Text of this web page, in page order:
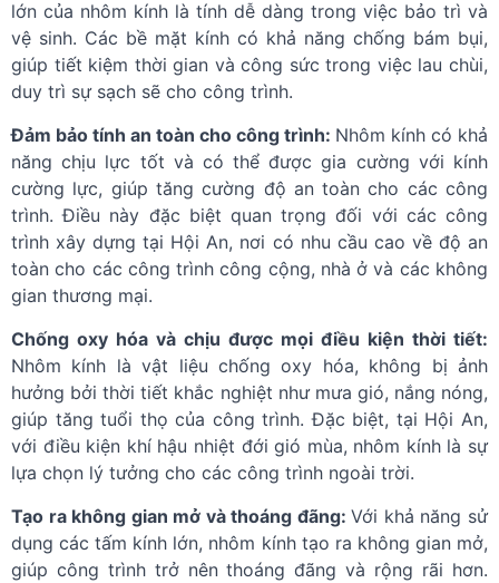
lớn của nhôm kính là tính dễ dàng trong việc bảo trì và
vệ sinh. Các bề mặt kính có khả năng chống bám bụi,
giúp tiết kiệm thời gian và công sức trong việc lau chùi,
duy trì sự sạch sẽ cho công trình.
Đảm bảo tính an toàn cho công trình: Nhôm kính có khả
năng chịu lực tốt và có thể được gia cường với kính
cường lực, giúp tăng cường độ an toàn cho các công
trình. Điều này đặc biệt quan trọng đối với các công
trình xây dựng tại Hội An, nơi có nhu cầu cao về độ an
toàn cho các công trình công cộng, nhà ở và các không
gian thương mại.
Chống oxy hóa và chịu được mọi điều kiện thời tiết:
Nhôm kính là vật liệu chống oxy hóa, không bị ảnh
hưởng bởi thời tiết khắc nghiệt như mưa gió, nắng nóng,
giúp tăng tuổi thọ của công trình. Đặc biệt, tại Hội An,
với điều kiện khí hậu nhiệt đới gió mùa, nhôm kính là sự
lựa chọn lý tưởng cho các công trình ngoài trời.
Tạo ra không gian mở và thoáng đãng:Với khả năng sử
dụng các tấm kính lớn, nhôm kính tạo ra không gian mở,
giúp công trình trở nên thoáng đãng và rộng rãi hơn.